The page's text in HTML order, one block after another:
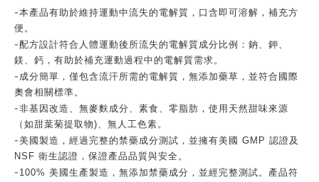
-本產品有助於維持運動中流失的電解質，口含即可溶解，補充方
便。
-配方設計符合人體運動後所流失的電解質成分比例：鈉、鉀、
鎂、鈣，有助於補充運動過程中的電解質需求。
- 成分簡單，僅包含流汗所需的電解質，無添加藥草，並符合國際
奧會相關標準。
-非基因改造、無麥麩成分、素食、零脂肪，使用天然甜味來源
（如甜葉菊提取物)、無人工色素。
-美國製造，經過完整的禁藥成分測試，並擁有美國 GMP 認證及
NSF 衛生認證，保證產品品質與安全。
- 100% 美國生產製造，無添加禁藥成分，並經完整測試。產品符